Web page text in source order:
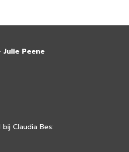
Julie Peene
Claudia Bes: